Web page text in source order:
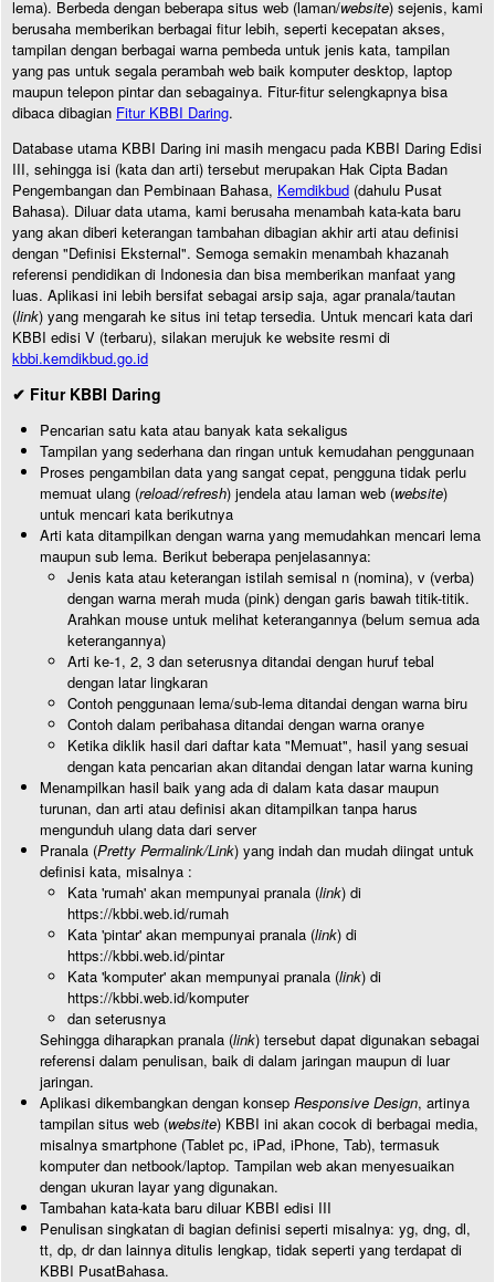
lema). Berbeda dengan beberapa situs web (laman/website) sejenis, kami
berusaha memberikan berbagai fitur lebih, seperti kecepatan akses,
tampilan dengan berbagai warna pembeda untuk jenis kata, tampilan
yang pas untuk segala perambah web baik komputer desktop, laptop
maupun telepon pintar dan sebagainya. Fitur-fitur selengkapnya bisa
dibaca dibagian Fitur KBBI Daring.
Database utama KBBI Daring ini masih mengacu pada KBBI Daring Edisi
III, sehingga isi (kata dan arti) tersebut merupakan Hak Cipta Badan
Pengembangan dan Pembinaan Bahasa, Kemdikbud (dahulu Pusat
Bahasa). Diluar data utama, kami berusaha menambah kata-kata baru
yang akan diberi keterangan tambahan dibagian akhir arti atau definisi
dengan "Definisi Eksternal". Semoga semakin menambah khazanah
referensi pendidikan di Indonesia dan bisa memberikan manfaat yang
luas. Aplikasi ini lebih bersifat sebagai arsip saja, agar pranala/tautan
(link) yang mengarah ke situs ini tetap tersedia. Untuk mencari kata dari
KBBI edisi V (terbaru), silakan merujuk ke website resmi di
kbbi.kemdikbud.go.id
✔ Fitur KBBI Daring
Pencarian satu kata atau banyak kata sekaligus
Tampilan yang sederhana dan ringan untuk kemudahan penggunaan
Proses pengambilan data yang sangat cepat, pengguna tidak perlu
memuat ulang (reload/refresh) jendela atau laman web (website)
untuk mencari kata berikutnya
Arti kata ditampilkan dengan warna yang memudahkan mencari lema
maupun sub lema. Berikut beberapa penjelasannya:
Jenis kata atau keterangan istilah semisal n (nomina), v (verba)
dengan warna merah muda (pink) dengan garis bawah titik-titik.
Arahkan mouse untuk melihat keterangannya (belum semua ada
keterangannya)
Arti ke-1, 2, 3 dan seterusnya ditandai dengan huruf tebal
dengan latar lingkaran
Contoh penggunaan lema/sub-lema ditandai dengan warna biru
Contoh dalam peribahasa ditandai dengan warna oranye
Ketika diklik hasil dari daftar kata "Memuat", hasil yang sesuai
dengan kata pencarian akan ditandai dengan latar warna kuning
Menampilkan hasil baik yang ada di dalam kata dasar maupun
turunan, dan arti atau definisi akan ditampilkan tanpa harus
mengunduh ulang data dari server
Pranala (Pretty Permalink/Link) yang indah dan mudah diingat untuk
definisi kata, misalnya :
Kata 'rumah' akan mempunyai pranala (link) di
https://kbbi.web.id/rumah
Kata 'pintar' akan mempunyai pranala (link) di
https://kbbi.web.id/pintar
Kata 'komputer' akan mempunyai pranala (link) di
https://kbbi.web.id/komputer
dan seterusnya
Sehingga diharapkan pranala (link) tersebut dapat digunakan sebagai
referensi dalam penulisan, baik di dalam jaringan maupun di luar
jaringan.
Aplikasi dikembangkan dengan konsep Responsive Design, artinya
tampilan situs web (website) KBBI ini akan cocok di berbagai media,
misalnya smartphone (Tablet pc, iPad, iPhone, Tab), termasuk
komputer dan netbook/laptop. Tampilan web akan menyesuaikan
dengan ukuran layar yang digunakan.
Tambahan kata-kata baru diluar KBBI edisi III
Penulisan singkatan di bagian definisi seperti misalnya: yg, dng, dl,
tt, dp, dr dan lainnya ditulis lengkap, tidak seperti yang terdapat di
KBBI PusatBahasa.